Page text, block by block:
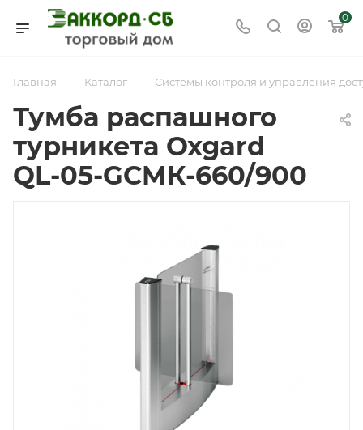
0
Главная — Каталог — Системы контроля и управления
Тумба распашного
турникета Oxgard
QL-05-GCMК-660/900